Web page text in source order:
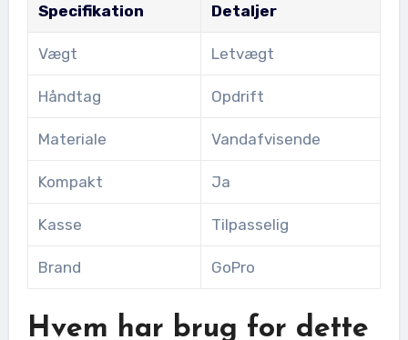
Specifikation Detaljer
Vægt Letvægt
Håndtag Opdrift
Materiale Vandafvisende
Kompakt Ja
Kasse Tilpasselig
Brand GoPro
Hvem har brug for dette